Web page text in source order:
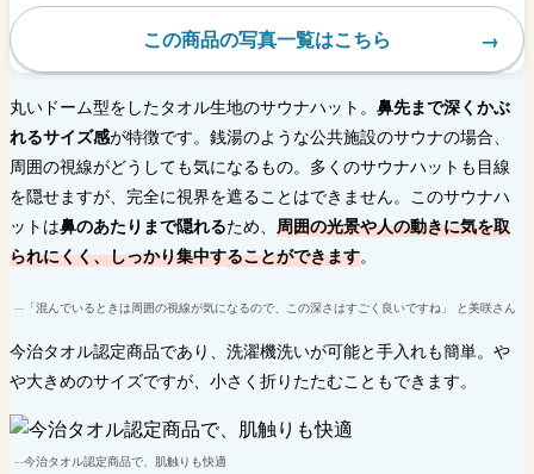
この商品の写真一覧はこちら
丸いドーム型をしたタオル生地のサウナハット。 鼻先まで深くかぶ
れるサイズ感が特徴です。銭湯のような公共施設のサウナの場合、
周囲の視線がどうしても気になるもの。多くのサウナハットも目線
を隠せますが、完全に視界を遮ることはできません。このサウナハ
ットは鼻のあたりまで隠れるため、 周囲の光景や人の動きに気を取
られにくく、しっかり集中することができます。
「混んでいるときは周囲の視線が気になるので、この深さはすごく良いですね」 と美咲さん
今治タオル認定商品であり、洗濯機洗いが可能と手入れも簡単。や
や大きめのサイズですが、小さく折りたたむこともできます。
今治タオル認定商品で、肌触りも快適